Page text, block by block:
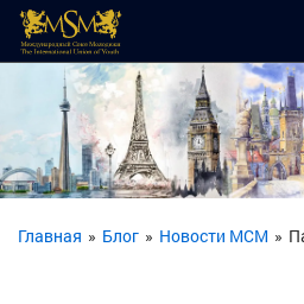
Главная » Блог » Новости МСМ »